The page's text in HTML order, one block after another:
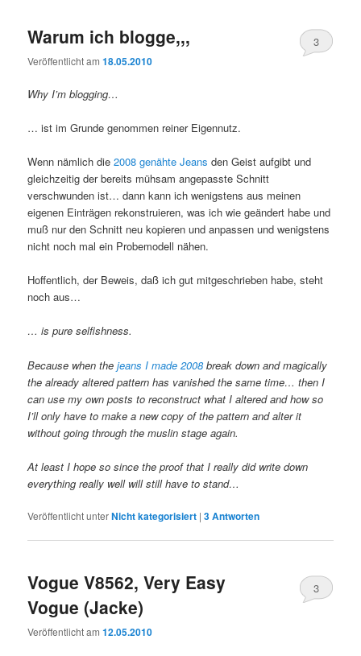
Warum ich blogge,,,
Veröffentlicht am18.05.2010
3
Why I’m blogging…
… ist im Grunde genommen reiner Eigennutz.
Wenn nämlich die2008 genähte Jeans den Geist aufgibt und
gleichzeitig der bereits mühsam angepasste Schnitt
verschwunden ist… dann kann ich wenigstens aus meinen
eigenen Einträgen rekonstruieren, was ich wie geändert habe und
muß nur den Schnitt neu kopieren und anpassen und wenigstens
nicht noch mal ein Probemodell nähen.
Hoffentlich, der Beweis, daß ich gut mitgeschrieben habe, steht
noch aus…
… is pure selfishness.
Because when thejeans I made 2008 break down and magically
the already altered pattern has vanished the same time… then I
can use my own posts to reconstruct what I altered and how so
I’ll only have to make a new copy of the pattern and alter it
without going through the muslin stage again.
At least I hope so since the proof that I really did write down
everything really well will still have to stand…
Veröffentlicht unterNicht kategorisiert |3Antworten
Vogue V8562, Very Easy
Vogue (Jacke)
Veröffentlicht am12.05.2010
3